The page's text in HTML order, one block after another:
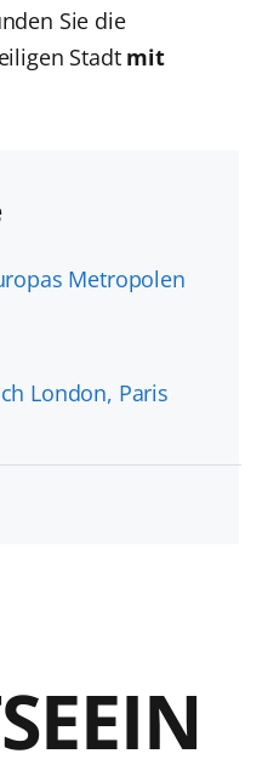
Sie die
Stadt mit
Metropolen
London, Paris